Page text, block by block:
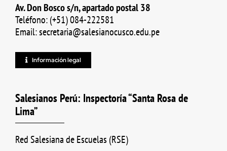
Av. Don Bosco s/n, apartado postal 38
Teléfono: (+51) 084-222581
Email: secretaria@salesianocusco.edu.pe
Información legal
Salesianos Perú: Inspectoría “Santa Rosa de
Lima”
Red Salesiana de Escuelas (RSE)